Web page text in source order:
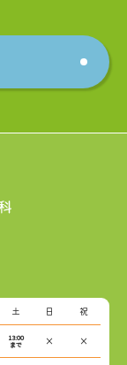
土 日 祝
13:00
まで
× ×